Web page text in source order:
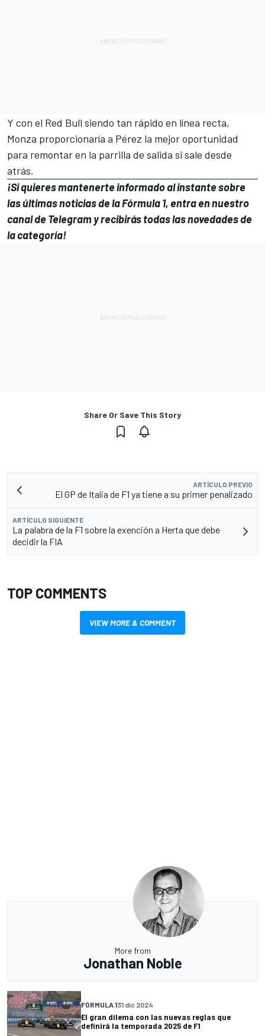
Y con el Red Bull siendo tan rápido en línea recta,
Monza proporcionaría a Pérez la mejor oportunidad
para remontar en la parrilla de salida si sale desde
atrás.
¡Si quieres mantenerte informado al instante sobre
las últimas noticias de la Fórmula 1, entra ennuestro
canal de Telegramy recibirás todas las novedades de
la categoría!
Share Or Save This Story
ARTÍCULO PREVIO
El GP de Italia de F1 ya tiene a su primer penalizado
ARTÍCULO SIGUIENTE
La palabra de la F1 sobre la exención a Herta que debe
decidir la FIA
TOP COMMENTS
VIEW MORE & COMMENT
More from
Jonathan Noble
FÓRMULA 131 dic 2024
El gran dilema con las nuevas reglas que
definirá la temporada 2025 de F1